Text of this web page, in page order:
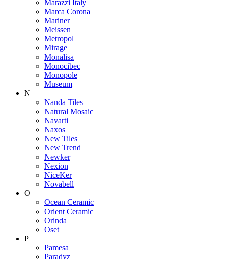
Marazzi Italy
Marca Corona
Mariner
Meissen
Metropol
Mirage
Monalisa
Monocibec
Monopole
Museum
N
Nanda Tiles
Natural Mosaic
Navarti
Naxos
New Tiles
New Trend
Newker
Nexion
NiceKer
Novabell
O
Ocean Ceramic
Orient Ceramic
Orinda
Oset
P
Pamesa
Paradyz